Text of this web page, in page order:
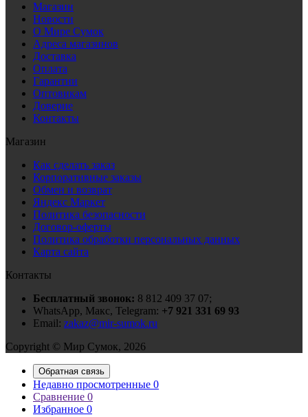
Магазин
Новости
О Мире Сумок
Адреса магазинов
Доставка
Оплата
Гарантии
Оптовикам
Доверие
Контакты
Магазин
Как сделать заказ
Корпоративные заказы
Обмен и возврат
Яндекс Маркет
Политика безопасности
Договор-оферты
Политика обработки персональных данных
Карта сайта
Контакты
Бесплатный звонок: 8 812 409 37 07;
WhatsApp, Макс, Telegram: +7 921 331 69 93
Email: zakaz@mir-sumok.ru
Copyright © Мир Сумок, 2026
Обратная связь
Недавно просмотренные 0
Сравнение 0
Избранное 0